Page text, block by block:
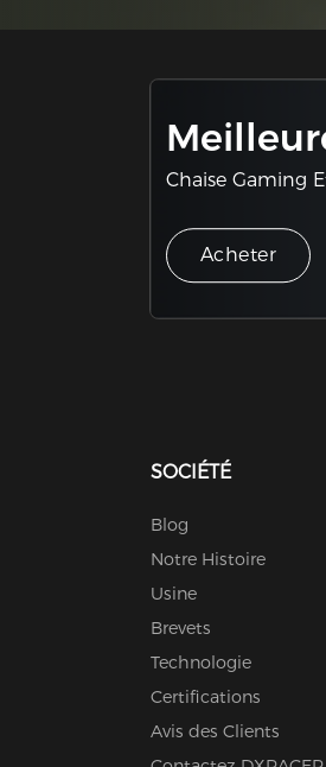
Chaise Gaming
Acheter
SOCIÉTÉ
Blog
Notre Histoire
Usine
Brevets
Technologie
Certifications
Avis des Clients